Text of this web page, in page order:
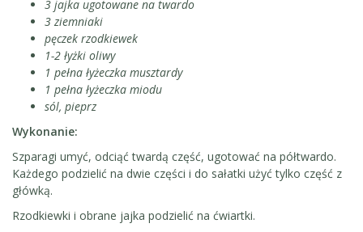
3 jajka ugotowane na twardo
3 ziemniaki
pęczek rzodkiewek
1-2 łyżki oliwy
1 pełna łyżeczka musztardy
1 pełna łyżeczka miodu
sól, pieprz
Wykonanie:
Szparagi umyć, odciąć twardą część, ugotować na półtwardo.
Każdego podzielić na dwie części i do sałatki użyć tylko część z
główką.
Rzodkiewki i obrane jajka podzielić na ćwiartki.